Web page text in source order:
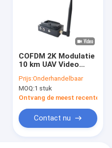
COFDM 2K Modulatie
10 km UAV Video
Lichte draadloze
gegevensverbinding
met 1W RF Power
Prijs:Onderhandelbaar
MOQ:1 stuk
Ontvang de meest recente
Contact nu